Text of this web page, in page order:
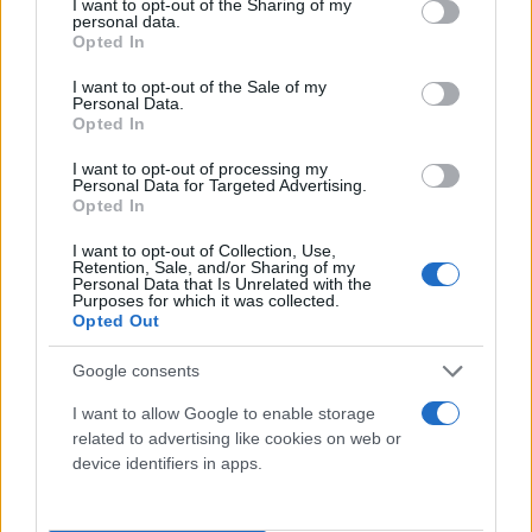
not limited to your visit or usage behaviour. You may click to
grant or deny consent to Google and its third-party tags to
use your data for below specified purposes in below Google
consent section.
I want to opt-out of the Sharing of my
personal data.
Opted In
I want to opt-out of the Sale of my
Personal Data.
Opted In
I want to opt-out of processing my
Personal Data for Targeted Advertising.
Opted In
I want to opt-out of Collection, Use,
Retention, Sale, and/or Sharing of my
Personal Data that Is Unrelated with the
Purposes for which it was collected.
Opted Out
Google consents
I want to allow Google to enable storage
related to advertising like cookies on web or
device identifiers in apps.